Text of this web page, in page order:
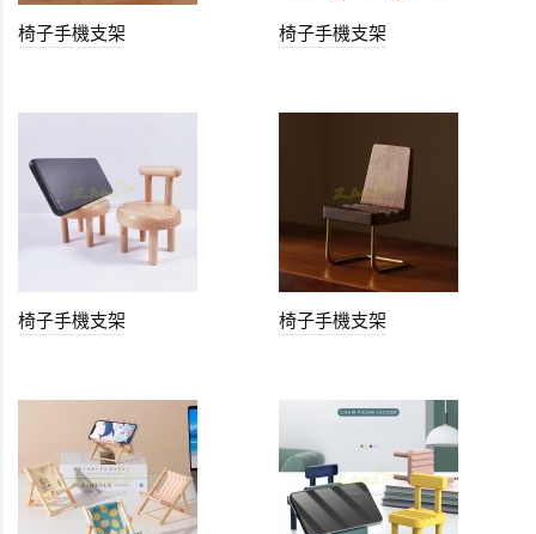
椅子手機支架 椅子手機支架
椅子手機支架 椅子手機支架